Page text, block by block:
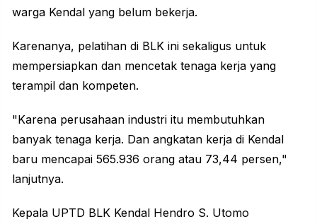
warga Kendal yang belum bekerja.
Karenanya, pelatihan di BLK ini sekaligus untuk
mempersiapkan dan mencetak tenaga kerja yang
terampil dan kompeten.
"Karena perusahaan industri itu membutuhkan
banyak tenaga kerja. Dan angkatan kerja di Kendal
baru mencapai 565.936 orang atau 73,44 persen,"
lanjutnya.
Kepala UPTD BLK Kendal Hendro S. Utomo